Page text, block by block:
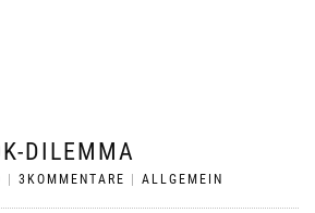
DILEMMA
3KOMMENTARE ALLGEMEIN